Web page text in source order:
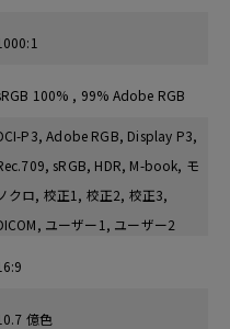
100% , 99% Adobe RGB
P3, Adobe RGB, Display P3,
sRGB, HDR, M-book, モ
ノクロ, 校正1, 校正2, 校正3,
ユーザー1, ユーザー2
億色